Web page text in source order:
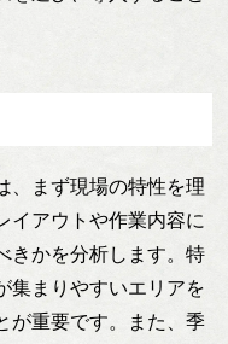
、まず現場の特性を理
イアウトや作業内容に
きかを分析します。特
集まりやすいエリアを
が重要です。また、季